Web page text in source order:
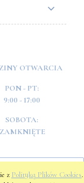
z Polityką Plików Cookies.
OTWARCIA
PON - PT:
9:00 - 17:00
SOBOTA:
ZAMKNIĘTE